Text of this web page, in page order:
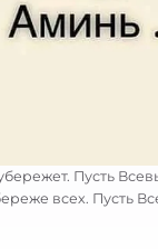
Пусть
всех. Пусть